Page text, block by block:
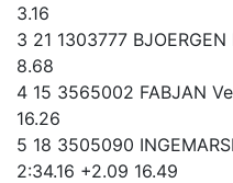
3.16
3 21 1303777
8.68
4 15 3565002 FABJAN
16.26
5 18 3505090
2:34.16 +2.09 16.49